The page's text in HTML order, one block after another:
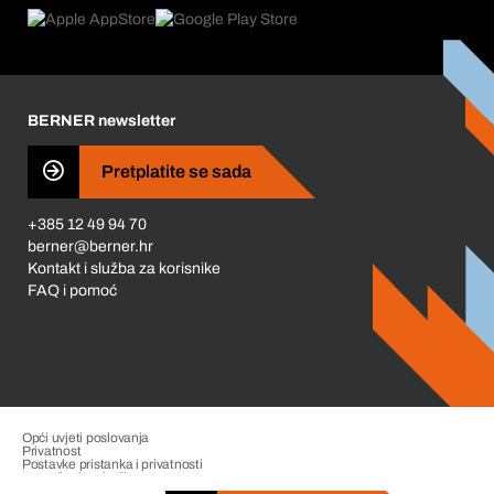
Što nas pokreće
Business Conduct
BERNER newsletter
Pretplatite se sada
+385 12 49 94 70
berner@berner.hr
Kontakt i služba za korisnike
FAQ i pomoć
Opći uvjeti poslovanja
Privatnost
Postavke pristanka i privatnosti
Upravljanje pritužbama